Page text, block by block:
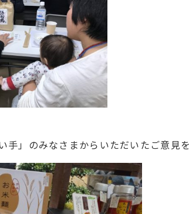
手」のみなさまからいただいたご意見